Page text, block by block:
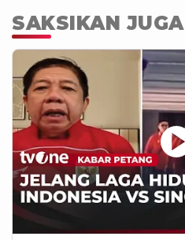
SAKSIKAN JUGA